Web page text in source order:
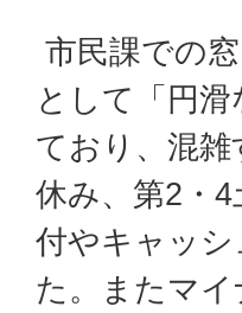
市民課での
として「円
ており、混
休み、第2・
付やキャッ
た。またマ